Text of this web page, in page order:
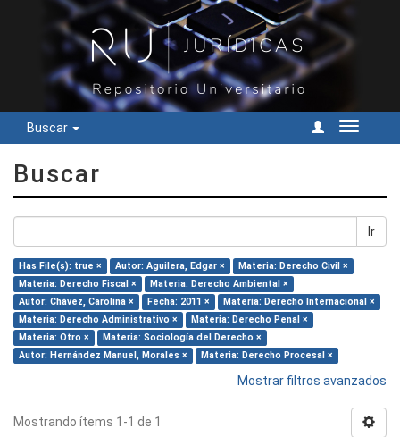
Buscar
Cambiar
Buscar
Ir
Has File(s): true × Autor: Aguilera, Edgar ×
Materia: Derecho Civil ×
Materia: Derecho Fiscal ×
Materia: Derecho Ambiental ×
Autor: Chávez, Carolina ×
Fecha: 2011 ×
Materia: Derecho Internacional ×
Materia: Derecho Administrativo ×
Materia: Derecho Penal ×
Materia: Otro ×
Materia: Sociología del Derecho ×
Autor: Hernández Manuel, Morales ×
Materia: Derecho Procesal ×
Mostrar filtros avanzados
Mostrando ítems 1-1 de 1